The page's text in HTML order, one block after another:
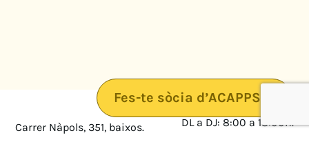
Fes-te sòcia d’ACAPPS
Carrer Nàpols, 351, baixos.
08025 · Barcelona
DL a DJ: 8:00 a 18:00h.